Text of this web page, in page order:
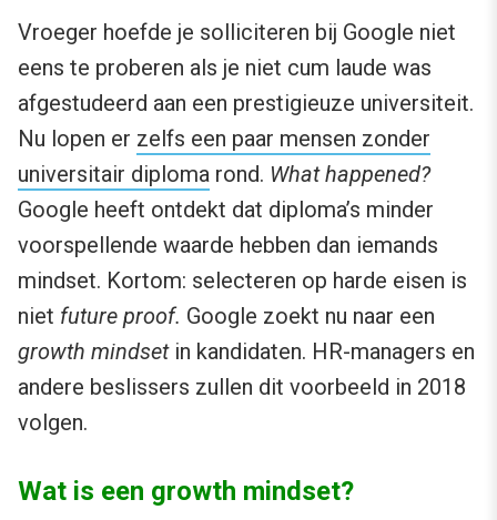
Vroeger hoefde je solliciteren bij Google niet
eens te proberen als je niet cum laude was
afgestudeerd aan een prestigieuze universiteit.
Nu lopen er zelfs een paar mensen zonder
universitair diploma rond. What happened?
Google heeft ontdekt dat diploma’s minder
voorspellende waarde hebben dan iemands
mindset. Kortom: selecteren op harde eisen is
niet future proof. Google zoekt nu naar een
growth mindsetin kandidaten. HR-managers en
andere beslissers zullen dit voorbeeld in 2018
volgen.
Wat is een growth mindset?